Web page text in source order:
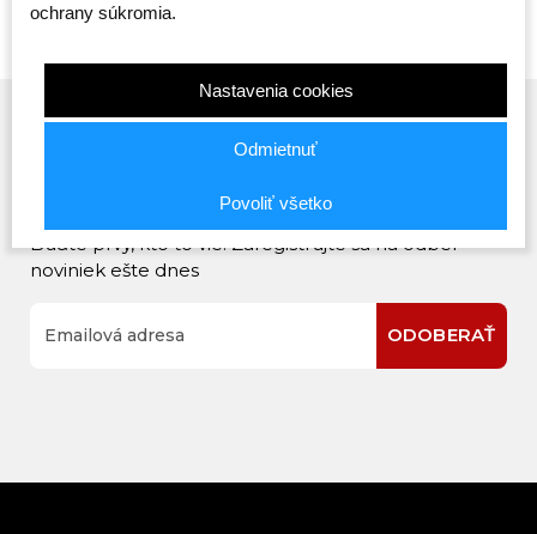
Prihláste sa na odber noviniek
Buďte prvý, kto to vie. Zaregistrujte sa na odber
noviniek ešte dnes
ODOBERAŤ
ochrany súkromia.
Nastavenia cookies
Odmietnuť
Povoliť všetko